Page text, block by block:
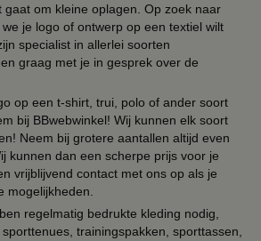
om kleine oplagen. Op zoek naar
je logo of ontwerp op een textiel wilt
specialist in allerlei soorten
graag met je in gesprek over de
op een t-shirt, trui, polo of ander soort
bij BBwebwinkel! Wij kunnen elk soort
Neem bij grotere aantallen altijd even
kunnen dan een scherpe prijs voor je
vrijblijvend contact met ons op als je
mogelijkheden.
regelmatig bedrukte kleding nodig,
trainingspakken, sporttassen,